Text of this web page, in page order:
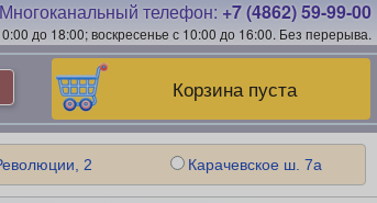
Многоканальный телефон: +7 (4862) 59-99-00
до 18:00; воскресенье с 10:00 до 16:00. Без перерыва.
Корзина пуста
2 Карачевское ш. 7а